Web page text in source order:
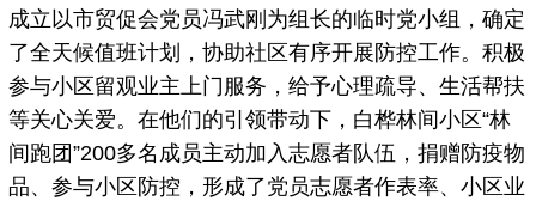
成立以市贸促会党员冯武刚为组长的临时党小组，确定
了全天候值班计划，协助社区有序开展防控工作。积极
参与小区留观业主上门服务，给予心理疏导、生活帮扶
等关心关爱。在他们的引领带动下，白桦林间小区“林
间跑团”200多名成员主动加入志愿者队伍，捐赠防疫物
品、参与小区防控，形成了党员志愿者作表率、小区业